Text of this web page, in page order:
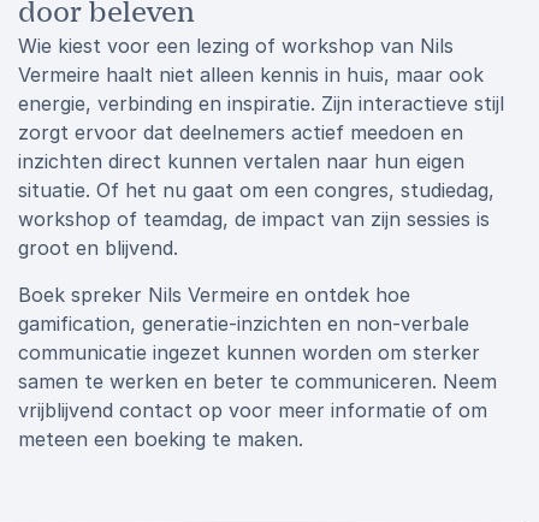
door beleven
Wie kiest voor een lezing of workshop van Nils
Vermeire haalt niet alleen kennis in huis, maar ook
energie, verbinding en inspiratie. Zijn interactieve stijl
zorgt ervoor dat deelnemers actief meedoen en
inzichten direct kunnen vertalen naar hun eigen
situatie. Of het nu gaat om een congres, studiedag,
workshop of teamdag, de impact van zijn sessies is
groot en blijvend.
Boek spreker Nils Vermeire en ontdek hoe
gamification, generatie-inzichten en non-verbale
communicatie ingezet kunnen worden om sterker
samen te werken en beter te communiceren. Neem
vrijblijvend contact op voor meer informatie of om
meteen een boeking te maken.